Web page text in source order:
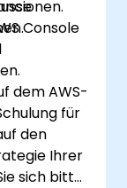
Console
dem AWS-
für
den
Ihrer
sich bitte